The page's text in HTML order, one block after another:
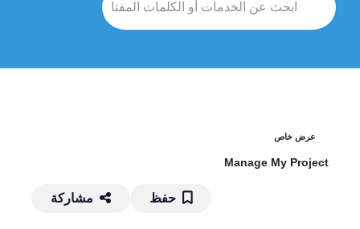
عرض خاص
Manage My Project
مشاركة حفظ